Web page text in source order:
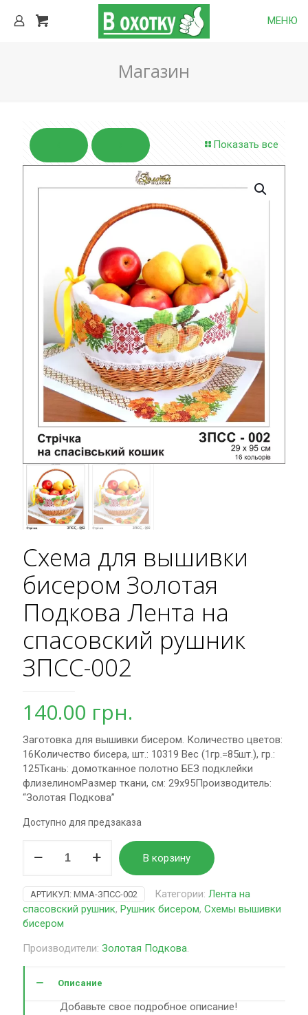
МЕНЮ
Магазин
Показать все
Схема для вышивки
бисером Золотая
Подкова Лента на
спасовский рушник
ЗПCC-002
140.00 грн.
Заготовка для вышивки бисером. Количество цветов:
16Количество бисера, шт.: 10319 Вес (1гр.=85шт.), гр.:
125Ткань: домотканное полотно БЕЗ подклейки
флизелиномРазмер ткани, см: 29х95Производитель:
“Золотая Подкова”
Доступно для предзаказа
товара
для
вышивки
бисером
Золотая
Подкова
В корзину
АРТИКУЛ: MMA-ЗПСС-002 Категории: Лента на
спасовский рушник, Рушник бисером, Схемы вышивки
бисером
Производители: Золотая Подкова.
Описание
Добавьте свое подробное описание!